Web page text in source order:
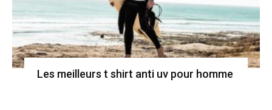
Les meilleurs t shirt anti uv pour homme